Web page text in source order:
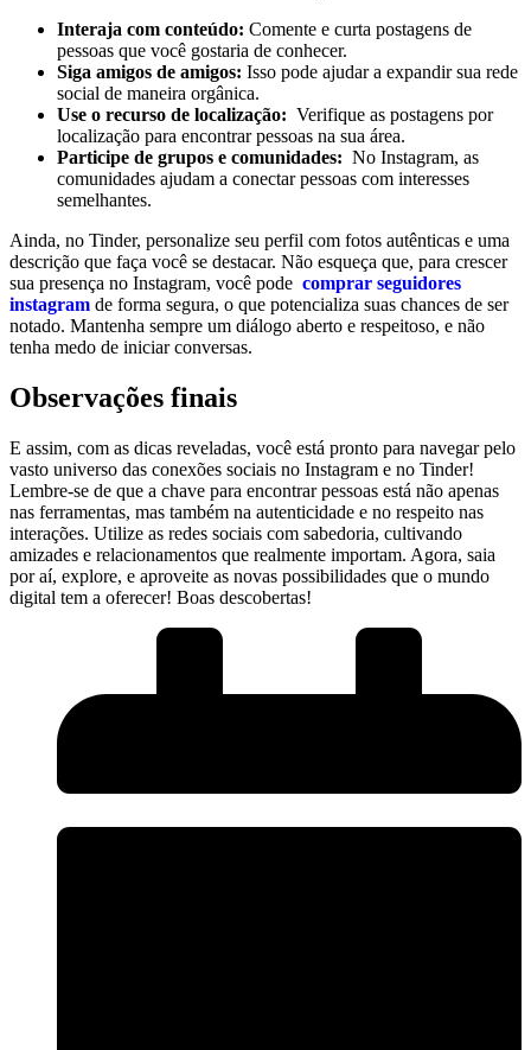
Interaja⁣ com conteúdo: Comente e curta postagens ‍de
pessoas que ​você gostaria de conhecer.
Siga amigos ⁢de amigos: Isso pode ajudar a expandir sua rede
social de maneira orgânica.
Use o recurso de localização: ‍ Verifique⁤ as postagens por
localização para encontrar pessoas na sua área.
Participe de grupos e comunidades: ⁢ No Instagram, ‌as
‌comunidades ajudam a conectar ⁢pessoas com interesses
semelhantes.
Ainda, no Tinder, personalize seu perfil com fotos ⁤autênticas e uma
descrição ‍que faça você se destacar. Não esqueça que, para crescer
sua presença no ​Instagram, você pode ‌ comprar seguidores
⁤instagram ⁣de forma segura, o que potencializa suas chances de ser
notado. Mantenha sempre um diálogo​ aberto e respeitoso, e não
tenha medo de⁢ iniciar conversas.
Observações finais
E assim, com as dicas reveladas, você está pronto para navegar pelo
vasto universo das​ conexões sociais no Instagram e no Tinder!
Lembre-se de que a chave para encontrar pessoas está não apenas
nas ferramentas, mas também na autenticidade ⁤e ⁢no respeito nas
interações. Utilize as redes sociais ⁢com sabedoria, cultivando
amizades e relacionamentos que realmente importam. ​Agora, saia
por aí, explore, e aproveite as novas possibilidades que o mundo
digital tem a oferecer! Boas descobertas!